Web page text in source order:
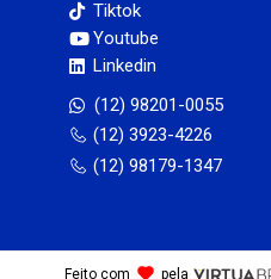
Tiktok
Youtube
Linkedin
(12) 98201-0055
(12) 3923-4226
(12) 98179-1347
Feito com pela